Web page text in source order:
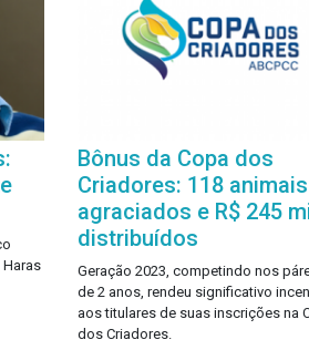
Bônus da Copa dos
Criadores: 118 animais
agraciados e R$ 245
distribuídos
Geração 2023, competindo nos
de 2 anos, rendeu significativo
aos titulares de suas inscrições na
dos Criadores.